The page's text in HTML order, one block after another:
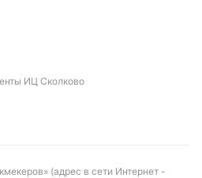
ИЦ Сколково
(адрес в сети Интернет -